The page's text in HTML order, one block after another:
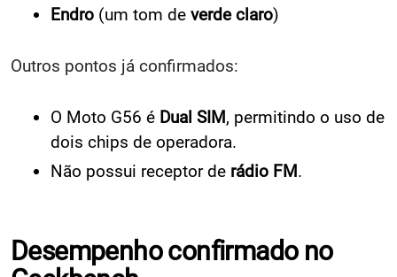
Endro (um tom de verde claro)
Outros pontos já confirmados:
O Moto G56 é Dual SIM, permitindo o uso de
dois chips de operadora.
Não possui receptor de rádio FM​.
Desempenho confirmado no